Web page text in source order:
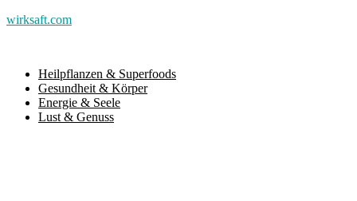
wirksaft.com
Heilpflanzen & Superfoods
Gesundheit & Körper
Energie & Seele
Lust & Genuss